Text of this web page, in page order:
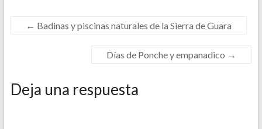
← Badinas y piscinas naturales de la Sierra de Guara
Días de Ponche y empanadico →
Deja una respuesta